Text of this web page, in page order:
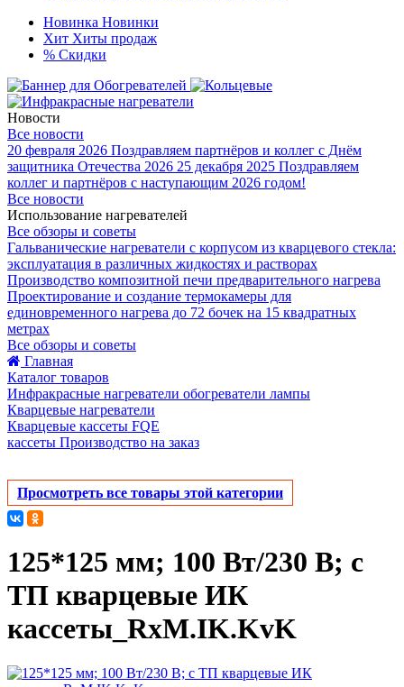
Новинка Новинки
Хит Хиты продаж
% Скидки
Новости
Все новости
20 февраля 2026 Поздравляем партнёров и коллег с Днём
защитника Отечества 2026 25 декабря 2025 Поздравляем
коллег и партнёров с наступающим 2026 годом!
Все новости
Использование нагревателей
Все обзоры и советы
Гальванические нагреватели с корпусом из кварцевого стекла:
эксплуатация в различных жидкостях и растворах
Производство композитной печи предварительного нагрева
Проектирование и создание термокамеры для
единовременного нагрева до 72 бочек на 15 квадратных
метрах
Все обзоры и советы
Главная
Каталог товаров
Инфракрасные нагреватели обогреватели лампы
Кварцевые нагреватели
Кварцевые кассеты FQE
кассеты Производство на заказ
Просмотреть все товары этой категории
125*125 мм; 100 Вт/230 В; с
ТП кварцевые ИК
кассеты_RxM.IK.KvK